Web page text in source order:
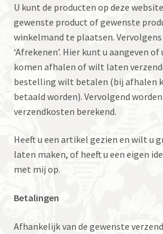
U kunt de producten op deze
gewenste product of gewenste
winkelmand te plaatsen.
‘Afrekenen’. Hier kunt u aangeven
komen afhalen of wilt laten
bestelling wilt betalen (bij afhalen
betaald worden). Vervolgend
verzendkosten berekend.
Heeft u een artikel gezien en wilt u
laten maken, of heeft u een eigen
met mij op.
Betalingen
Afhankelijk van de gewenste